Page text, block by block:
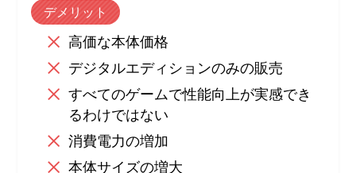
デメリット
高価な本体価格
デジタルエディションのみの販売
すべてのゲームで性能向上が実感でき
るわけではない
消費電力の増加
本体サイズの増大